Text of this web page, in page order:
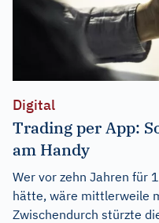
Digital
Trading per App:
am Handy
Wer vor zehn Jahren für
hätte, wäre mittlerweile
Zwischendurch stürzte